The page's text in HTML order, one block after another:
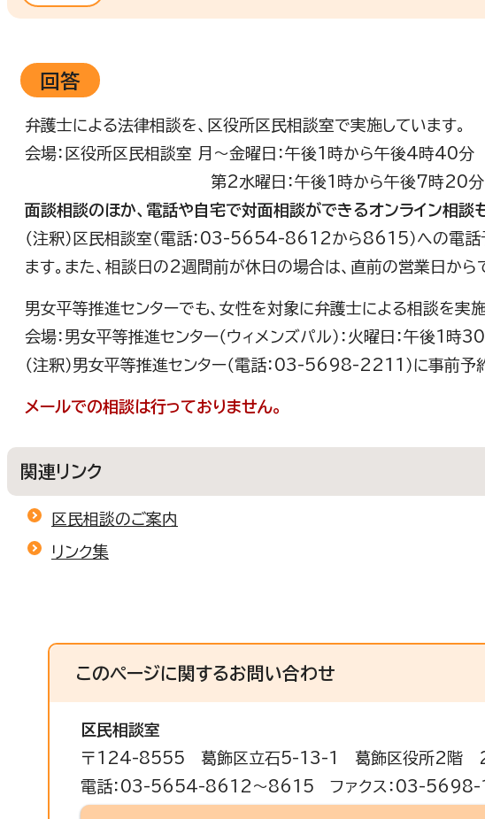
回答
弁護士による法律相談を、区役所区民相談室で実施しています。
会場：区役所区民相談室 月～金曜日：午後1時から午後4時40分
第2水曜日：午後1時から午後7時20分
面談相談のほか、電話や自宅で対面相談ができるオンライン相談
（注釈）区民相談室（電話：03-5654-8612から8615）への電
ます。また、相談日の2週間前が休日の場合は、直前の営業日から
男女平等推進センターでも、女性を対象に弁護士による相談を実施
会場：男女平等推進センター（ウィメンズパル）：火曜日：午後1
（注釈）男女平等推進センター（電話：03-5698-2211）に事前予
メールでの相談は行っておりません。
関連リンク
区民相談のご案内
リンク集
このページに関するお問い合わせ
区民相談室
〒124-8555 葛飾区立石5-13-1 葛飾区役所2階
電話：03-5654-8612～8615 ファクス：03-